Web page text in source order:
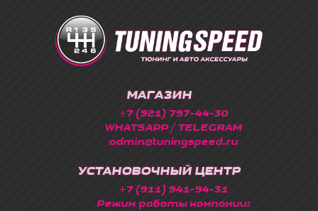
МАГАЗИН
+7 (921) 797-44-30
WHATSAPP / TELEGRAM
admin@tuningspeed.ru
УСТАНОВОЧНЫЙ ЦЕНТР
+7 (911) 941-94-31
Режим работы компании: